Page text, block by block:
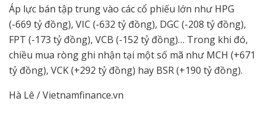
Áp lực bán tập trung vào các cổ phiếu lớn như HPG
(-669 tỷ đồng), VIC (-632 tỷ đồng), DGC (-208 tỷ đồng),
FPT (-173 tỷ đồng), VCB (-152 tỷ đồng)… Trong khi đó,
chiều mua ròng ghi nhận tại một số mã như MCH (+671
tỷ đồng), VCK (+292 tỷ đồng) hay BSR (+190 tỷ đồng).
Hà Lê / Vietnamfinance.vn